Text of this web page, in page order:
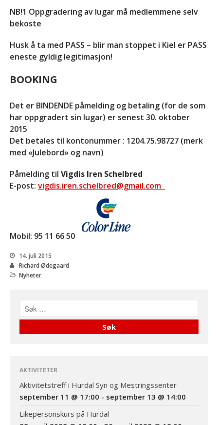
Se alle Hendelser
Forside
NB!1 Oppgradering av lugar må medlemmene selv
bekoste
Husk å ta med PASS – blir man stoppet i Kiel er PASS
eneste gyldig legitimasjon!
BOOKING
Det er BINDENDE påmelding og betaling (for de som
har oppgradert sin lugar) er senest 30. oktober
2015
Det betales til kontonummer : 1204.75.98727 (merk
med «Julebord» og navn)
Påmelding til Vigdis Iren Schelbred
E-post: vigdis.iren.schelbred@gmail.com
Mobil: 95 11 66 50
14. juli 2015
Richard Ødegaard
Nyheter
AKTIVITETER
Aktivitetstreff i Hurdal Syn og Mestringssenter
september 11 @ 17:00 - september 13 @ 14:00
Likepersonskurs på Hurdal